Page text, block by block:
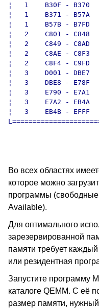
¦   1    B30F -
¦   1    B371 - B57A
¦   1    B57B -
¦   2    C801 - C848
¦   2    C849 - C8AD
¦   2    C8AE - C8F3
¦   2    C8F4 -
¦   3    D001 - DBE7
¦   3    DBE8 - E78F
¦   3    E790 -
¦   3    E7A2 - EB4A
¦   3    EB4B -
Во всех областях
которое можно
программы
Available).
Для оптимального
зарезервированной
памяти требует
или резидентная
Запустите программу
каталоге QEMM. С её
размер памяти,